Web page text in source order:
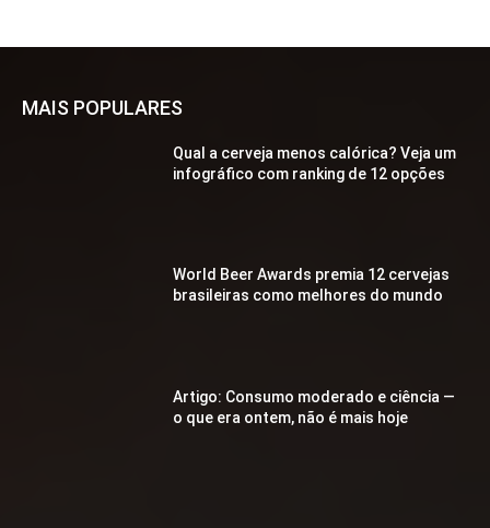
MAIS POPULARES
Qual a cerveja menos calórica? Veja um
infográfico com ranking de 12 opções
World Beer Awards premia 12 cervejas
brasileiras como melhores do mundo
Artigo: Consumo moderado e ciência —
o que era ontem, não é mais hoje